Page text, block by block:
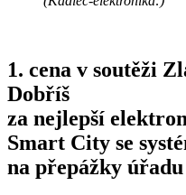
1. cena v soutěži
Dobříš
za nejlepší
Smart City se
na přepážky úřadu